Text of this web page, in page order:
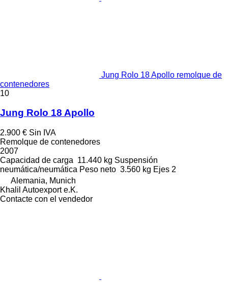
Jung Rolo 18 Apollo remolque de
contenedores
10
Jung Rolo 18 Apollo
2.900 € Sin IVA
Remolque de contenedores
2007
Capacidad de carga 11.440 kg Suspensión
neumática/neumática Peso neto 3.560 kg Ejes 2
Alemania, Munich
Khalil Autoexport e.K.
Contacte con el vendedor